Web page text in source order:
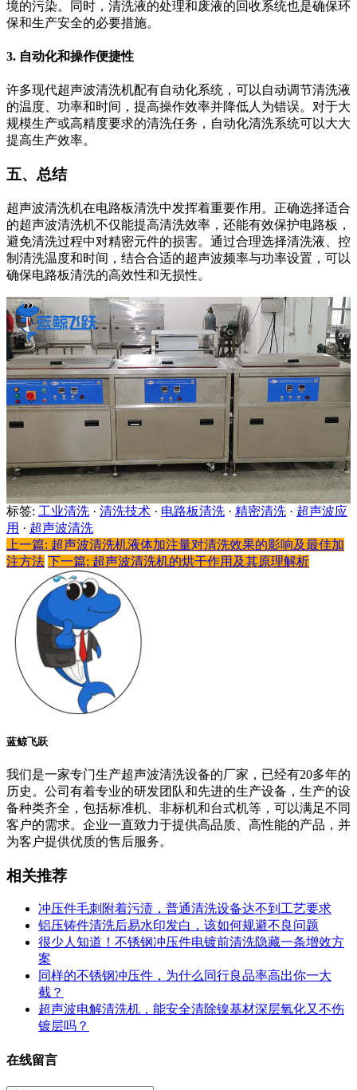
境的污染。同时，清洗液的处理和废液的回收系统也是确保环
保和生产安全的必要措施。
3. 自动化和操作便捷性
许多现代超声波清洗机配有自动化系统，可以自动调节清洗液
的温度、功率和时间，提高操作效率并降低人为错误。对于大
规模生产或高精度要求的清洗任务，自动化清洗系统可以大大
提高生产效率。
五、总结
超声波清洗机在电路板清洗中发挥着重要作用。正确选择适合
的超声波清洗机不仅能提高清洗效率，还能有效保护电路板，
避免清洗过程中对精密元件的损害。通过合理选择清洗液、控
制清洗温度和时间，结合合适的超声波频率与功率设置，可以
确保电路板清洗的高效性和无损性。
标签: 工业清洗 · 清洗技术 · 电路板清洗 · 精密清洗 · 超声波应
用 · 超声波清洗
上一篇: 超声波清洗机液体加注量对清洗效果的影响及最佳加
注方法 下一篇: 超声波清洗机的烘干作用及其原理解析
蓝鲸飞跃
我们是一家专门生产超声波清洗设备的厂家，已经有20多年的
历史。公司有着专业的研发团队和先进的生产设备，生产的设
备种类齐全，包括标准机、非标机和台式机等，可以满足不同
客户的需求。企业一直致力于提供高品质、高性能的产品，并
为客户提供优质的售后服务。
相关推荐
冲压件毛刺附着污渍，普通清洗设备达不到工艺要求
铝压铸件清洗后易水印发白，该如何规避不良问题
很少人知道！不锈钢冲压件电镀前清洗隐藏一条增效方
案
同样的不锈钢冲压件，为什么同行良品率高出你一大
截？
超声波电解清洗机，能安全清除镍基材深层氧化又不伤
镀层吗？
在线留言